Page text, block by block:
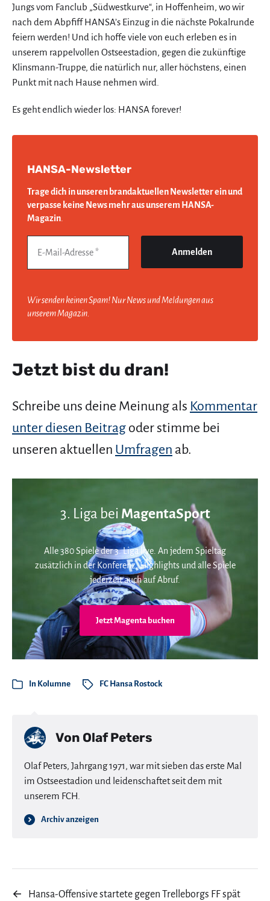
Jungs vom Fanclub „Südwestkurve“, in Hoffenheim, wo wir
nach dem Abpfiff HANSA’s Einzug in die nächste Pokalrunde
feiern werden! Und ich hoffe viele von euch erleben es in
unserem rappelvollen Ostseestadion, gegen die zukünftige
Klinsmann-Truppe, die natürlich nur, aller höchstens, einen
Punkt mit nach Hause nehmen wird.
Es geht endlich wieder los: HANSA forever!
HANSA-Newsletter
Trage dich in unseren brandaktuellen Newsletter ein und
verpasse keine News mehr aus unserem HANSA-
Magazin
Wir senden keinen Spam! Nur News und Meldungen aus
unserem Magazin.
Jetzt bist du dran!
Schreibe uns deine Meinung als Kommentar
unter diesen Beitrag oder stimme bei
unseren aktuellen Umfragen ab.
3. Liga bei MagentaSport
Alle 380 Spiele der 3. Liga live. An jedem Spieltag
zusätzlich in der Konferenz. Highlights und alle Spiele
jederzeit auch auf Abruf.
Jetzt Magenta buchen
In Kolumne FC Hansa Rostock
Von Olaf Peters
Olaf Peters, Jahrgang 1971, war mit sieben das erste Mal
im Ostseestadion und leidenschaftet seit dem mit
unserem FCH.
Archiv anzeigen
←
Hansa-Offensive startete gegen Trelleborgs FF spät